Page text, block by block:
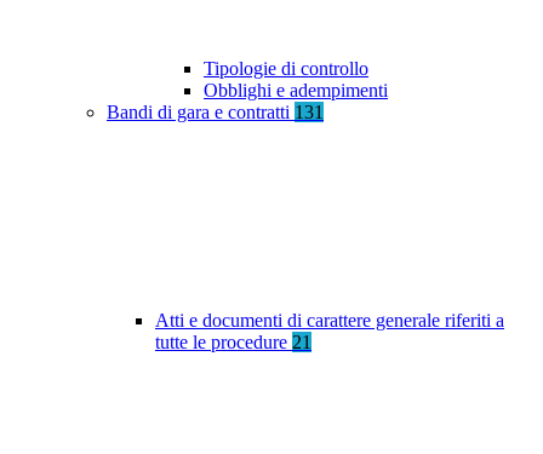
Tipologie di controllo
Obblighi e adempimenti
Bandi di gara e contratti 131
Atti e documenti di carattere generale riferiti a
tutte le procedure 21